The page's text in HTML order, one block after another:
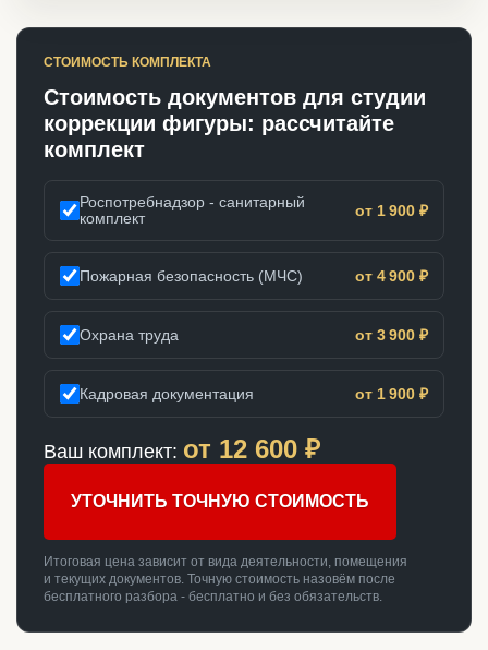
СТОИМОСТЬ КОМПЛЕКТА
Стоимость документов для студии
коррекции фигуры: рассчитайте
комплект
Роспотребнадзор - санитарный
комплект
от 1 900 ₽
Пожарная безопасность (МЧС) от 4 900 ₽
Охрана труда от 3 900 ₽
Кадровая документация от 1 900 ₽
Ваш комплект: от 12 600 ₽
УТОЧНИТЬ ТОЧНУЮ СТОИМОСТЬ
Итоговая цена зависит от вида деятельности, помещения
и текущих документов. Точную стоимость назовём после
бесплатного разбора - бесплатно и без обязательств.